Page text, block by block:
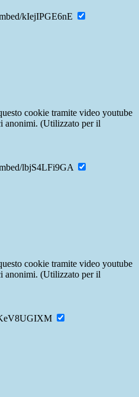
kIejIPGE6nE
cookie tramite video youtube
anonimi. (Utilizzato per il
lbjS4LFi9GA
cookie tramite video youtube
anonimi. (Utilizzato per il